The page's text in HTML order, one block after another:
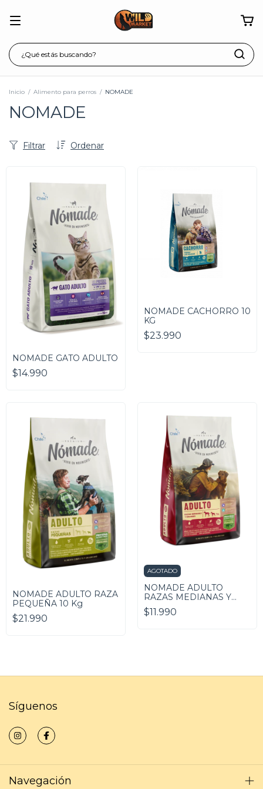
Inicio / Alimento para perros / NOMADE
NOMADE
Ordenar
Filtrar
NOMADE GATO ADULTO
$14.990
NOMADE CACHORRO 10
KG
$23.990
NOMADE ADULTO RAZA
PEQUEÑA 10 Kg
$21.990
AGOTADO
NOMADE ADULTO
RAZAS MEDIANAS Y
GRANDES 3 KG.
$11.990
Síguenos
Navegación